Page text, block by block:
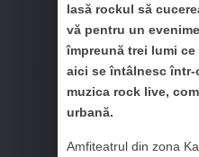
lasă rockul să
vă pentru un
împreună trei lumi ce
aici se întâlnesc într-
muzica rock live,
urbană.
Amfiteatrul din zona